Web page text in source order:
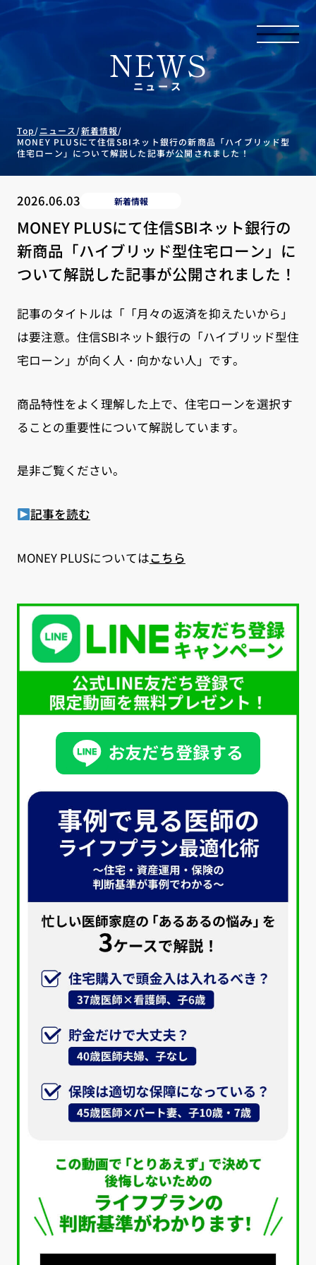
NEWS
ニュース
Top/ニュース/新着情報/
MONEY PLUSにて住信SBIネット銀行の新商品「ハイブリッド型
住宅ローン」について解説した記事が公開されました！
2026.06.03 新着情報
MONEY PLUSにて住信SBIネット銀行の
新商品「ハイブリッド型住宅ローン」に
ついて解説した記事が公開されました！
記事のタイトルは「「月々の返済を抑えたいから」
は要注意。住信SBIネット銀行の「ハイブリッド型住
宅ローン」が向く人・向かない人」です。
商品特性をよく理解した上で、住宅ローンを選択す
ることの重要性について解説しています。
是非ご覧ください。
記事を読む
MONEY PLUSについてはこちら